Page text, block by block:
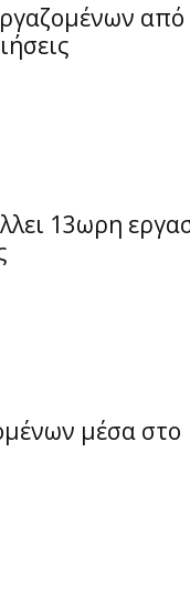
από
13ωρη
μέσα στο